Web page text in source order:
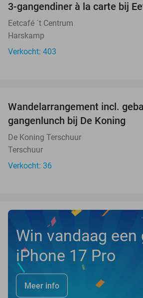
3-gangendiner à la carte bij
Eetcafé ´t Centrum
Harskamp
Verkocht: 403
TODAY
Wandelarrangement incl.
gangenlunch bij De Koning
De Koning Terschuur
Terschuur
Verkocht: 36
Win vandaag een
iPhone 17 Pro
Meer info